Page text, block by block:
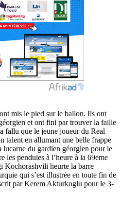
mis le pied sur le ballon. Ils ont
et ont fini par trouver la faille
fallu que le jeune joueur du Real
talent en allumant une belle frappe
lucarne du gardien géorgien pour le
les pendules à l’heure à la 69eme
Kochorashvili heurte la barre
qui s’est illustrée en toute fin de
par Kerem Akturkoglu pour le 3-